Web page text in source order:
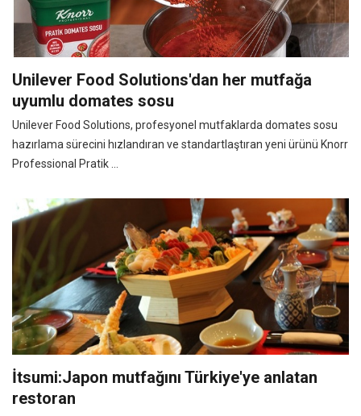
Unilever Food Solutions'dan her mutfağa
uyumlu domates sosu
Unilever Food Solutions, profesyonel mutfaklarda domates sosu
hazırlama sürecini hızlandıran ve standartlaştıran yeni ürünü Knorr
Professional Pratik ...
İtsumi:Japon mutfağını Türkiye'ye anlatan
restoran